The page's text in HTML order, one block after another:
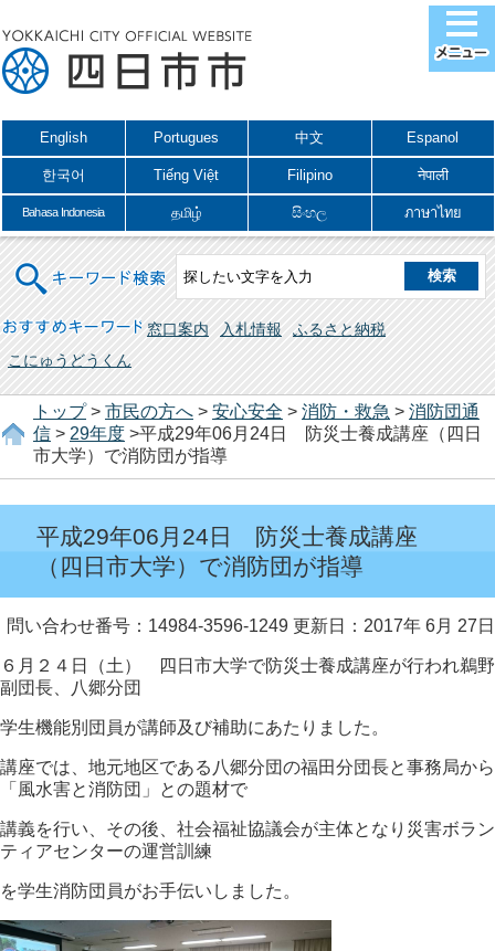
English Portugues 中文 Espanol
한국어 Tiếng Việt Filipino नेपाली
Bahasa Indonesia தமிழ் සිංහල ภาษาไทย
キーワード検索
おすすめキーワード 窓口案内 入札情報
ふるさと納税
こにゅうどうくん
トップ> 市民の方へ > 安心安全 > 消防・救急 > 消防団通
信 > 29年度 >平成29年06月24日 防災士養成講座（四日
市大学）で消防団が指導
平成29年06月24日 防災士養成講座
（四日市大学）で消防団が指導
問い合わせ番号：14984-3596-1249 更新日：2017年 6月 27日
６月２４日（土） 四日市大学で防災士養成講座が行われ鵜野
副団長、八郷分団
学生機能別団員が講師及び補助にあたりました。
講座では、地元地区である八郷分団の福田分団長と事務局から
「風水害と消防団」との題材で
講義を行い、その後、社会福祉協議会が主体となり災害ボラン
ティアセンターの運営訓練
を学生消防団員がお手伝いしました。